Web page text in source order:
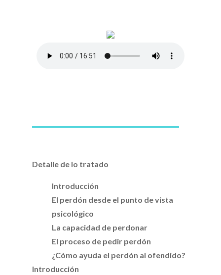
Detalle de lo tratado
Introducción
El perdón desde el punto de vista
psicológico
La capacidad de perdonar
El proceso de pedir perdón
¿Cómo ayuda el perdón al ofendido?
Introducción